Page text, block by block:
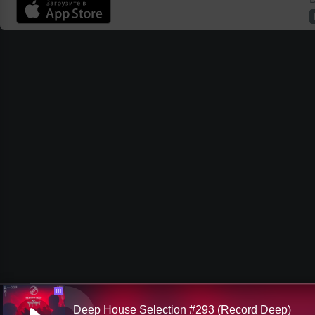
Ш
Deep House Selection #293 (Record Deep)